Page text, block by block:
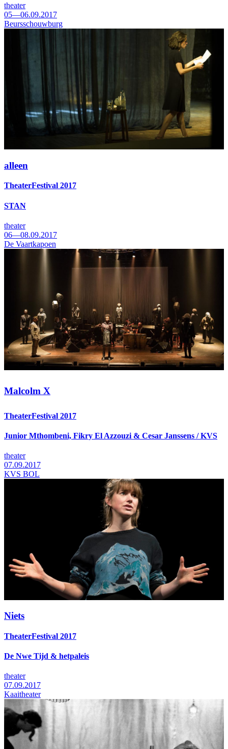
theater
05—06.09.2017
Beursschouwburg
alleen
TheaterFestival 2017
STAN
theater
06—08.09.2017
De Vaartkapoen
Malcolm X
TheaterFestival 2017
Junior Mthombeni, Fikry El Azzouzi & Cesar Janssens / KVS
theater
07.09.2017
KVS BOL
Niets
TheaterFestival 2017
De Nwe Tijd & hetpaleis
theater
07.09.2017
Kaaitheater